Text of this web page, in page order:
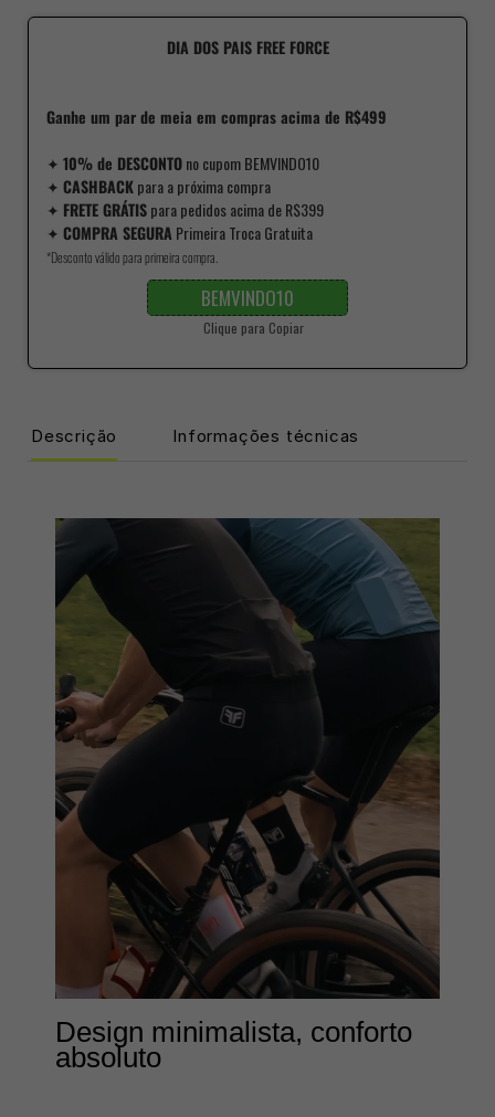
DIA DOS PAIS FREE FORCE
Ganhe um par de meia em compras acima de R$499
✦ 10% de DESCONTOno cupom BEMVINDO10
✦ CASHBACKpara a próxima compra
✦ FRETE GRÁTISpara pedidos acima de R$399
✦ COMPRA SEGURA Primeira Troca Gratuita
*Desconto válido para primeira compra.
BEMVINDO10
Clique para Copiar
Descrição Informações técnicas
Design minimalista, conforto
absoluto